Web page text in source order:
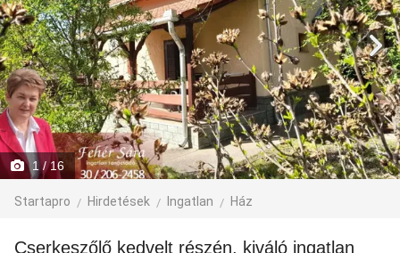
1 / 16
Startapro Hirdetések Ingatlan Ház
Cserkeszőlő kedvelt részén, kiváló ingatlan